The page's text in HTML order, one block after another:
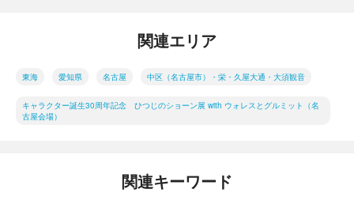
関連エリア
東海 愛知県 名古屋 中区（名古屋市）・栄・久屋大通・大須観音
キャラクター誕生30周年記念 ひつじのショーン展 with ウォレスとグルミット（名
古屋会場）
関連キーワード